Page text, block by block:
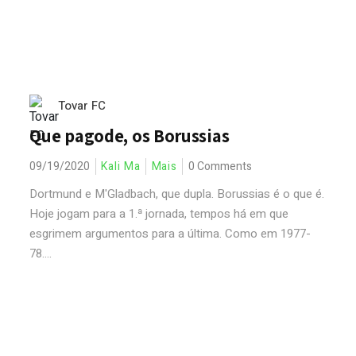
Tovar FC
Que pagode, os Borussias
09/19/2020 Kali Ma Mais 0 Comments
Dortmund e M'Gladbach, que dupla. Borussias é o que é.
Hoje jogam para a 1.ª jornada, tempos há em que
esgrimem argumentos para a última. Como em 1977-
78....